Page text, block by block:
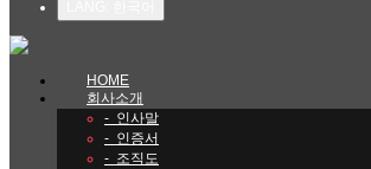
HOME
회사소개
- 인사말
- 인증서
- 조직도